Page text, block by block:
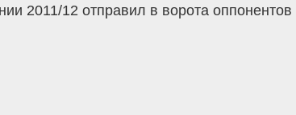
2011/12 отправил в ворота оппонентов